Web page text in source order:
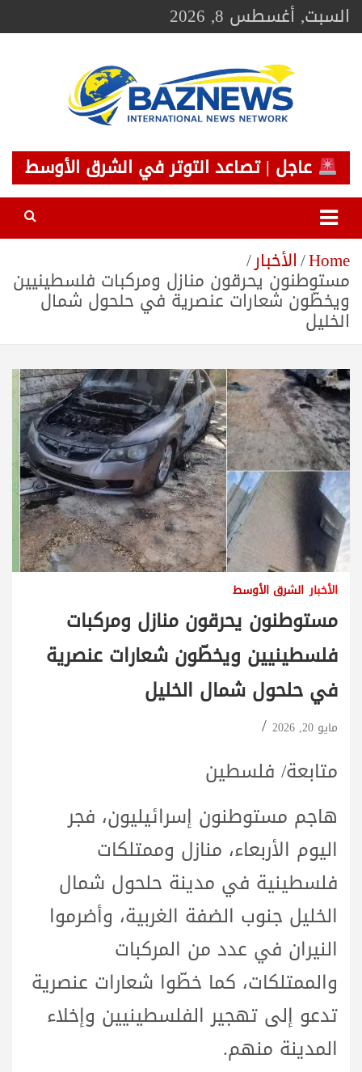
Skip
toالسبت, أغسطس 8, 2026
BAZNEWS
شبكة باز الإخبارية
عاجل | تصاعد التوتر في الشرق الأوسط
Home الأخبار
مستوطنون يحرقون منازل ومركبات فلسطينيين
ويخطّون شعارات عنصرية في حلحول شمال
الخليل
الأخبار الشرق الأوسط
مستوطنون يحرقون منازل ومركبات
فلسطينيين ويخطّون شعارات عنصرية
في حلحول شمال الخليل
مايو 20, 2026
متابعة/ فلسطين
هاجم مستوطنون إسرائيليون، فجر
اليوم الأربعاء، منازل وممتلكات
فلسطينية في مدينة حلحول شمال
الخليل جنوب الضفة الغربية، وأضرموا
النيران في عدد من المركبات
والممتلكات، كما خطّوا شعارات عنصرية
تدعو إلى تهجير الفلسطينيين وإخلاء
المدينة منهم.